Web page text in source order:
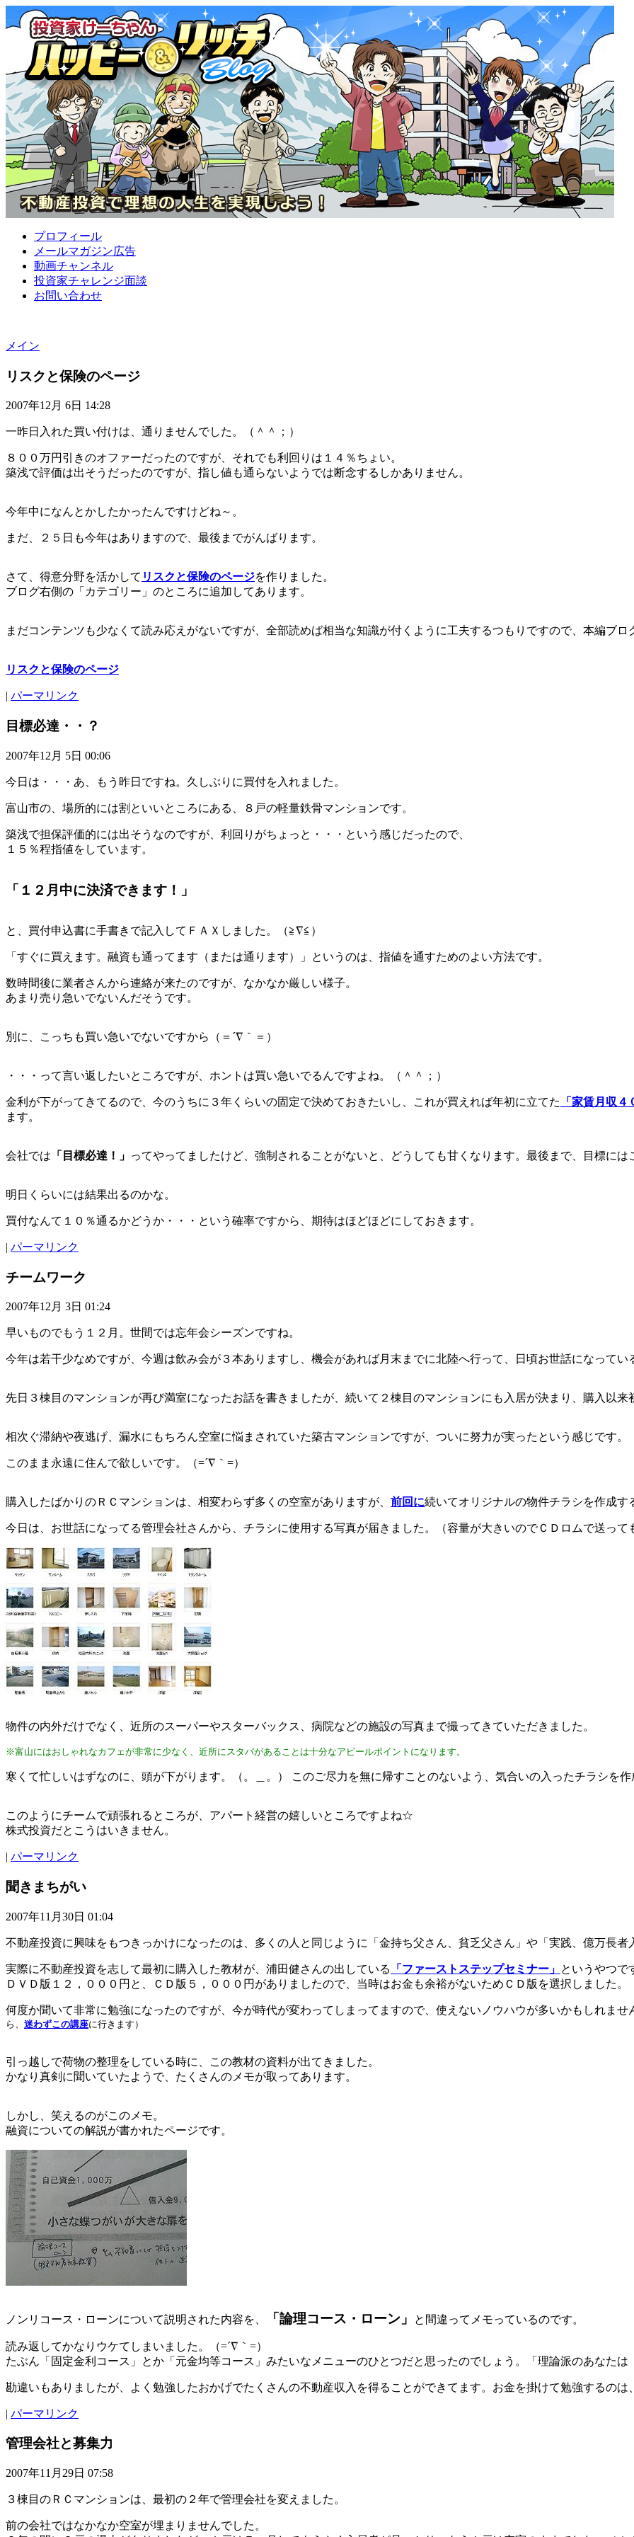
プロフィール
メールマガジン広告
動画チャンネル
投資家チャレンジ面談
お問い合わせ
メイン
リスクと保険のページ
2007年12月 6日 14:28
一昨日入れた買い付けは、通りませんでした。（＾＾；）
８００万円引きのオファーだったのですが、それでも利回りは１４％ちょい。
築浅で評価は出そうだったのですが、指し値も通らないようでは断念するしかありません。
今年中になんとかしたかったんですけどね～。
まだ、２５日も今年はありますので、最後までがんばります。
さて、得意分野を活かして リスクと保険のページを作りました。
ブログ右側の「カテゴリー」のところに追加してあります。
まだコンテンツも少なくて読み応えがないですが、全部読めば相当な知識が付くように工夫するつもりですので、本編ブ
リスクと保険のページ
| パーマリンク
目標必達・・？
2007年12月 5日 00:06
今日は・・・あ、もう昨日ですね。久しぶりに買付を入れました。
富山市の、場所的には割といいところにある、８戸の軽量鉄骨マンションです。
築浅で担保評価的には出そうなのですが、利回りがちょっと・・・という感じだったので、
１５％程指値をしています。
「１２月中に決済できます！」
と、買付申込書に手書きで記入してＦＡＸしました。（≧∇≦）
「すぐに買えます。融資も通ってます（または通ります）」というのは、指値を通すためのよい方法です。
数時間後に業者さんから連絡が来たのですが、なかなか厳しい様子。
あまり売り急いでないんだそうです。
別に、こっちも買い急いでないですから（＝´∇｀＝）
・・・って言い返したいところですが、ホントは買い急いでるんですよね。（＾＾；）
金利が下がってきてるので、今のうちに３年くらいの固定で決めておきたいし、これが買えれば年初に立てた 「家賃月収４
ます。
会社では 「目標必達！」 ってやってましたけど、強制されることがないと、どうしても甘くなります。最後まで、目標には
明日くらいには結果出るのかな。
買付なんて１０％通るかどうか・・・という確率ですから、期待はほどほどにしておきます。
| パーマリンク
チームワーク
2007年12月 3日 01:24
早いものでもう１２月。世間では忘年会シーズンですね。
今年は若干少なめですが、今週は飲み会が３本ありますし、機会があれば月末までに北陸へ行って、日頃お世話になって
先日３棟目のマンションが再び満室になったお話を書きましたが、続いて２棟目のマンションにも入居が決まり、購入以
相次ぐ滞納や夜逃げ、漏水にもちろん空室に悩まされていた築古マンションですが、ついに努力が実ったという感じです。
このまま永遠に住んで欲しいです。（=´∇｀=）
購入したばかりのＲＣマンションは、相変わらず多くの空室がありますが、 前回に続いてオリジナルの物件チラシを作成す
今日は、お世話になってる管理会社さんから、チラシに使用する写真が届きました。（容量が大きいのでＣＤロムで送って
物件の内外だけでなく、近所のスーパーやスターバックス、病院などの施設の写真まで撮ってきていただきました。
※富山にはおしゃれなカフェが非常に少なく、近所にスタバがあることは十分なアピールポイントになります。
寒くて忙しいはずなのに、頭が下がります。（。＿。） このご尽力を無に帰すことのないよう、気合いの入ったチラシを作
このようにチームで頑張れるところが、アパート経営の嬉しいところですよね☆
株式投資だとこうはいきません。
| パーマリンク
聞きまちがい
2007年11月30日 01:04
不動産投資に興味をもつきっかけになったのは、多くの人と同じように「金持ち父さん、貧乏父さん」や「実践、億万長者
実際に不動産投資を志して最初に購入した教材が、浦田健さんの出している 「ファーストステップセミナー」 というやつで
ＤＶＤ版１２，０００円と、ＣＤ版５，０００円がありましたので、当時はお金も余裕がないためＣＤ版を選択しました。
何度か聞いて非常に勉強になったのですが、今が時代が変わってしまってますので、使えないノウハウが多いかもしれませ
ら、 迷わずこの講座に行きます）
引っ越しで荷物の整理をしている時に、この教材の資料が出てきました。
かなり真剣に聞いていたようで、たくさんのメモが取ってあります。
しかし、笑えるのがこのメモ。
融資についての解説が書かれたページです。
ノンリコース・ローンについて説明された内容を、 「論理コース・ローン」 と間違ってメモっているのです。
読み返してかなりウケてしまいました。（=´∇｀=）
たぶん「固定金利コース」とか「元金均等コース」みたいなメニューのひとつだと思ったのでしょう。「理論派のあなた
勘違いもありましたが、よく勉強したおかげでたくさんの不動産収入を得ることができてます。お金を掛けて勉強するのは
| パーマリンク
管理会社と募集力
2007年11月29日 07:58
３棟目のＲＣマンションは、最初の２年で管理会社を変えました。
前の会社ではなかなか空室が埋まりませんでした。